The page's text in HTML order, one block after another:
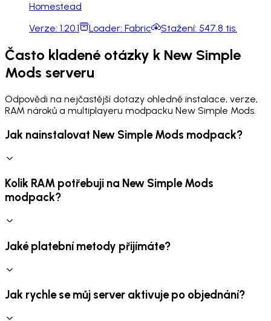
Homestead
Verze: 1.20.1 Loader: Fabric Stažení: 547.8 tis.
Často kladené otázky k New Simple
Mods serveru
Odpovědi na nejčastější dotazy ohledně instalace, verze,
RAM nároků a multiplayeru modpacku New Simple Mods.
Jak nainstalovat New Simple Mods modpack?
Kolik RAM potřebuji na New Simple Mods
modpack?
Jaké platební metody přijímáte?
Jak rychle se můj server aktivuje po objednání?